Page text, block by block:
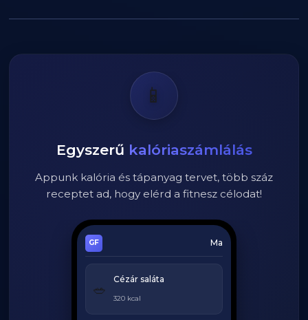
📱
Egyszerű kalóriaszámlálás
Appunk kalória és tápanyag tervet, több száz
receptet ad, hogy elérd a fitnesz célodat!
Ma
🥗
Cézár saláta
320 kcal